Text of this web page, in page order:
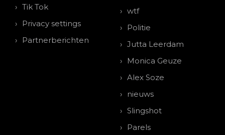
Tik Tok
Privacy settings
Partnerberichten
wtf
Politie
Jutta Leerdam
Monica Geuze
Alex Soze
nieuws
Slingshot
Parels